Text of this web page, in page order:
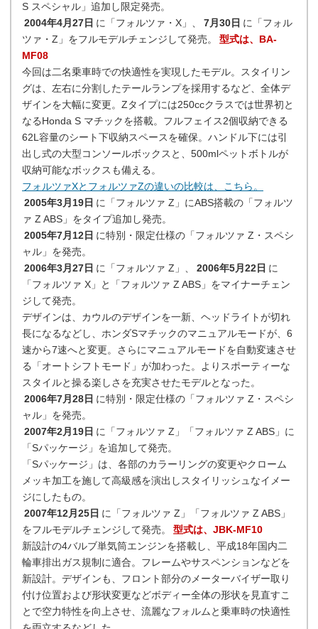
S スペシャル」追加し限定発売。
2004年4月27日 に「フォルツァ・X」、 7月30日 に「フォル
ツァ・Z」をフルモデルチェンジして発売。
型式は、BA-
MF08
今回は二名乗車時での快適性を実現したモデル。スタイリン
グは、左右に分割したテールランプを採用するなど、全体デ
ザインを大幅に変更。Zタイプには250ccクラスでは世界初と
なるHonda S マチックを搭載。フルフェイス2個収納できる
62L容量のシート下収納スペースを確保。ハンドル下には引
出し式の大型コンソールボックスと、500mlペットボトルが
収納可能なボックスも備える。
フォルツァXとフォルツァZの違いの比較は、こちら。
2005年3月19日 に「フォルツァ Z」にABS搭載の「フォルツ
ァ Z ABS」をタイプ追加し発売。
2005年7月12日 に特別・限定仕様の「フォルツァ Z・スペシ
ャル」を発売。
2006年3月27日 に「フォルツァ Z」、 2006年5月22日 に
「フォルツァ X」と「フォルツァ Z ABS」をマイナーチェン
ジして発売。
デザインは、カウルのデザインを一新、ヘッドライトが切れ
長になるなどし、ホンダSマチックのマニュアルモードが、6
速から7速へと変更。さらにマニュアルモードを自動変速させ
る「オートシフトモード」が加わった。よりスポーティーな
スタイルと操る楽しさを充実させたモデルとなった。
2006年7月28日 に特別・限定仕様の「フォルツァ Z・スペシ
ャル」を発売。
2007年2月19日 に「フォルツァ Z」「フォルツァ Z ABS」に
「Sパッケージ」を追加して発売。
「Sパッケージ」は、各部のカラーリングの変更やクローム
メッキ加工を施して高級感を演出しスタイリッシュなイメー
ジにしたもの。
2007年12月25日 に「フォルツァ Z」「フォルツァ Z ABS」
をフルモデルチェンジして発売。
型式は、JBK-MF10
新設計の4バルブ単気筒エンジンを搭載し、平成18年国内二
輪車排出ガス規制に適合。フレームやサスペンションなどを
新設計。デザインも、フロント部分のメーターバイザー取り
付け位置および形状変更などボディー全体の形状を見直すこ
とで空力特性を向上させ、流麗なフォルムと乗車時の快適性